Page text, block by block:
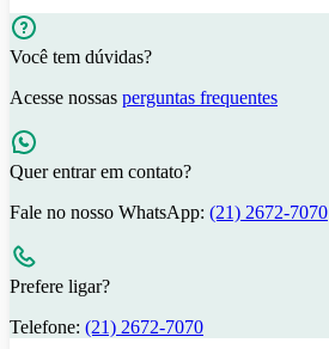
Você tem dúvidas?
Acesse nossas perguntas frequentes
Quer entrar em contato?
Fale no nosso WhatsApp: (21) 2672-7070
Prefere ligar?
Telefone: (21) 2672-7070